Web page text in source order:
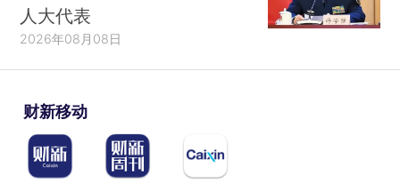
人大代表
2026年08月08日
财新移动